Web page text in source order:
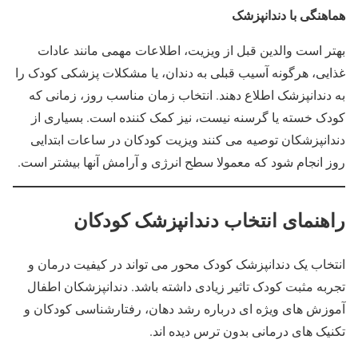
هماهنگی با دندانپزشک
بهتر است والدین قبل از ویزیت، اطلاعات مهمی مانند عادات
غذایی، هرگونه آسیب قبلی به دندان، یا مشکلات پزشکی کودک را
به دندانپزشک اطلاع دهند. انتخاب زمان مناسب روز، زمانی که
کودک خسته یا گرسنه نیست، نیز کمک کننده است. بسیاری از
دندانپزشکان توصیه می کنند ویزیت کودکان در ساعات ابتدایی
روز انجام شود که معمولا سطح انرژی و آرامش آنها بیشتر است.
راهنمای انتخاب دندانپزشک کودکان
انتخاب یک دندانپزشک کودک محور می تواند در کیفیت درمان و
تجربه مثبت کودک تاثیر زیادی داشته باشد. دندانپزشکان اطفال
آموزش های ویژه ای درباره رشد دهان، رفتارشناسی کودکان و
تکنیک های درمانی بدون ترس دیده اند.